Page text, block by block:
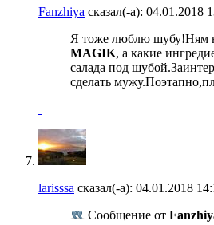
Fanzhiya сказал(-а): 04.01.2018
Я тоже люблю шубу!Ням
MAGIK, а какие
салада под
сделать
larisssa сказал(-а): 04.01.2018
Сообщение от